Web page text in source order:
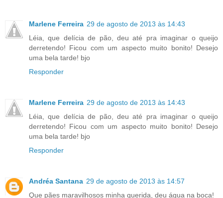
Marlene Ferreira 29 de agosto de 2013 às 14:43
Léia, que delícia de pão, deu até pra imaginar o queijo
derretendo! Ficou com um aspecto muito bonito! Desejo
uma bela tarde! bjo
Responder
Marlene Ferreira 29 de agosto de 2013 às 14:43
Léia, que delícia de pão, deu até pra imaginar o queijo
derretendo! Ficou com um aspecto muito bonito! Desejo
uma bela tarde! bjo
Responder
Andréa Santana 29 de agosto de 2013 às 14:57
Que pães maravilhosos minha querida, deu água na boca!